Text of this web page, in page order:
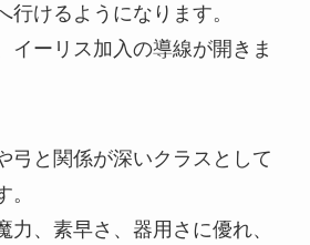
行けるようになります。
イーリス加入の導線が開きま
弓と関係が深いクラスとして
力、素早さ、器用さに優れ、